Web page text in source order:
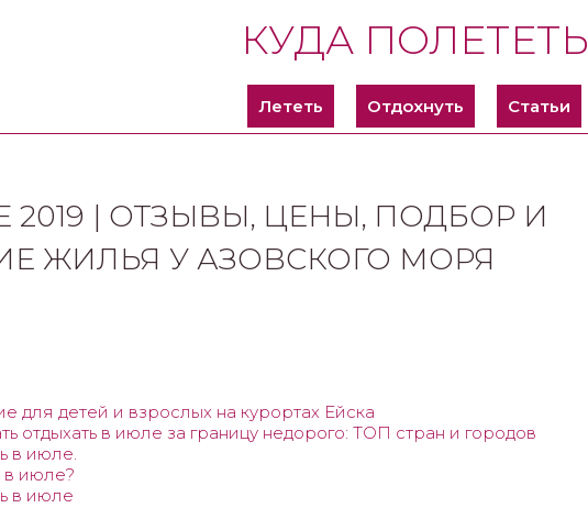
КУДА ПОЛЕТЕТЬ
Лететь Отдохнуть Статьи
2019 | ОТЗЫВЫ, ЦЕНЫ, ПОДБОР И
ЖИЛЬЯ У АЗОВСКОГО МОРЯ
для детей и взрослых на курортах Ейска
отдыхать в июле за границу недорого: ТОП стран и городов
в июле.
в июле?
в июле